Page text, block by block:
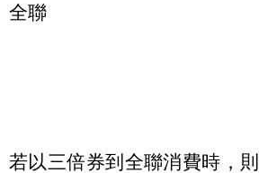
全聯
若以三倍券到全聯消費時，